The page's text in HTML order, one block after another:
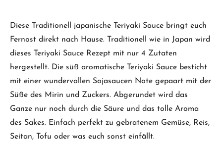
Diese Traditionell japanische Teriyaki Sauce bringt euch
Fernost direkt nach Hause. Traditionell wie in Japan wird
dieses Teriyaki Sauce Rezept mit nur 4 Zutaten
hergestellt. Die süß aromatische Teriyaki Sauce besticht
mit einer wundervollen Sojasaucen Note gepaart mit der
Süße des Mirin und Zuckers. Abgerundet wird das
Ganze nur noch durch die Säure und das tolle Aroma
des Sakes. Einfach perfekt zu gebratenem Gemüse, Reis,
Seitan, Tofu oder was euch sonst einfällt.